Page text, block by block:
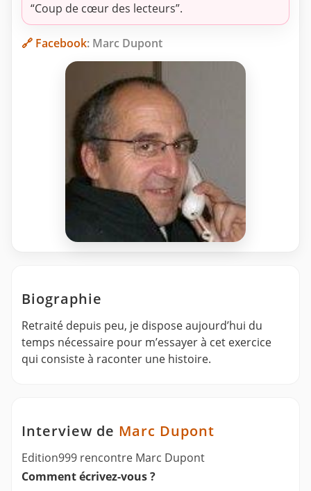
“Coup de cœur des lecteurs”.
🔗 Facebook: Marc Dupont
Biographie
Retraité depuis peu, je dispose aujourd’hui du
temps nécessaire pour m’essayer à cet exercice
qui consiste à raconter une histoire.
Interview de Marc Dupont
Edition999 rencontre Marc Dupont
Comment écrivez-vous ?